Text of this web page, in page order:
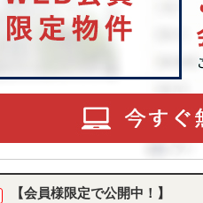
【会員様限定で公開中！】